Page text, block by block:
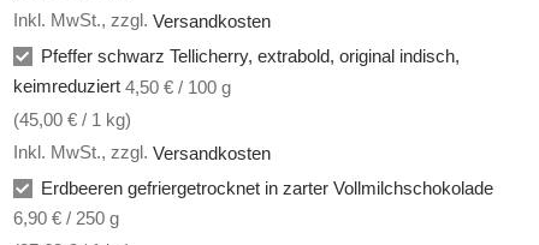
Inkl. MwSt., zzgl. Versandkosten
Pfeffer schwarz Tellicherry, extrabold, original indisch,
keimreduziert 4,50 € / 100 g
(45,00 € / 1 kg)
Inkl. MwSt., zzgl. Versandkosten
Erdbeeren gefriergetrocknet in zarter Vollmilchschokolade
6,90 € / 250 g